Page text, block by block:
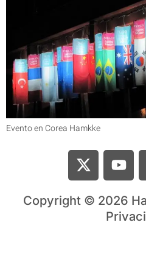
Evento en Corea Hamkke
Copyright © 2026